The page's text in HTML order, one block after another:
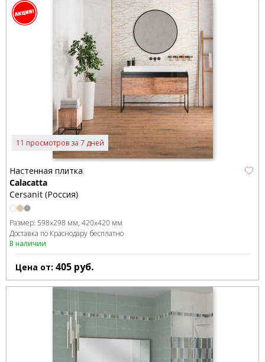
11 просмотров за 7 дней
Настенная плитка
Calacatta
Cersanit (Россия)
Размер: 598x298 мм 420x420 мм
Доставка по Краснодару бесплатно
В наличии
Цена от: 405 руб.